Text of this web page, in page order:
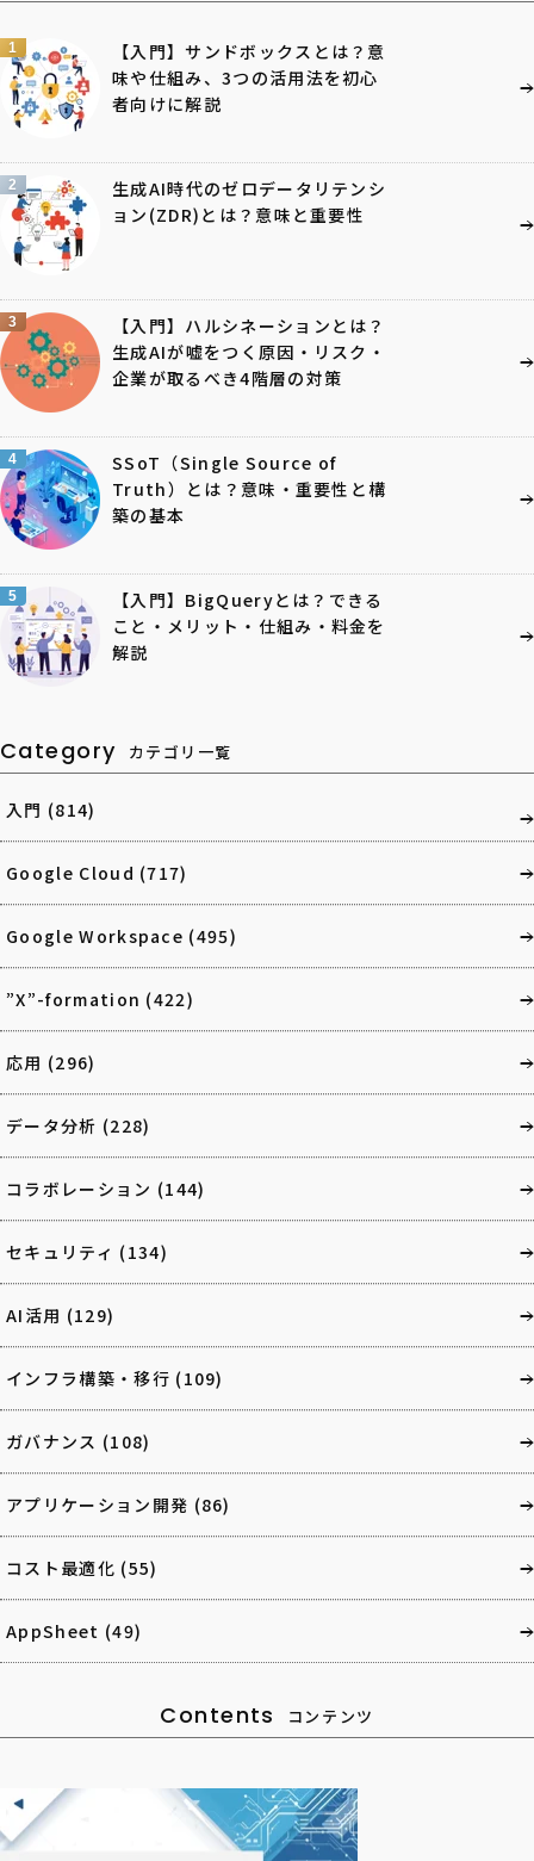
1
【入門】サンドボックスとは？意
味や仕組み、3つの活用法を初心
者向けに解説
2
生成AI時代のゼロデータリテンシ
ョン(ZDR)とは？意味と重要性
3
【入門】ハルシネーションとは？
生成AIが嘘をつく原因・リスク・
企業が取るべき4階層の対策
4
SSoT（Single Source of
Truth）とは？意味・重要性と構
築の基本
5
【入門】BigQueryとは？できる
こと・メリット・仕組み・料金を
解説
Category カテゴリ一覧
入門 (814)
Google Cloud (717)
Google Workspace (495)
”X”-formation (422)
応用 (296)
データ分析 (228)
コラボレーション (144)
セキュリティ (134)
AI活用 (129)
インフラ構築・移行 (109)
ガバナンス (108)
アプリケーション開発 (86)
コスト最適化 (55)
AppSheet (49)
Contents コンテンツ